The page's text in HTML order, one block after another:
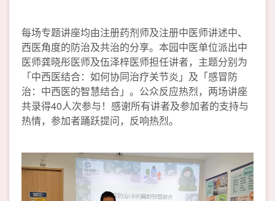
每场专题讲座均由注册药剂师及注册中医师讲述中、
西医角度的防治及共治的分享。本园中医单位派出中
医师龚晓彤医师及伍泽梓医师担任讲者，主题分别为
「中西医结合：如何协同治疗关节炎」及「感冒防
治：中西医的智慧结合」。公众反应热烈，两场讲座
共录得40人次参与！感谢所有讲者及参加者的支持与
热情，参加者踊跃提问，反响热烈。